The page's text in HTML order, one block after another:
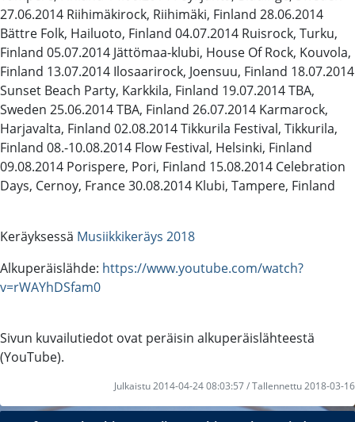
27.06.2014 Riihimäkirock, Riihimäki, Finland 28.06.2014
Bättre Folk, Hailuoto, Finland 04.07.2014 Ruisrock, Turku,
Finland 05.07.2014 Jättömaa-klubi, House Of Rock, Kouvola,
Finland 13.07.2014 Ilosaarirock, Joensuu, Finland 18.07.2014
Sunset Beach Party, Karkkila, Finland 19.07.2014 TBA,
Sweden 25.06.2014 TBA, Finland 26.07.2014 Karmarock,
Harjavalta, Finland 02.08.2014 Tikkurila Festival, Tikkurila,
Finland 08.-10.08.2014 Flow Festival, Helsinki, Finland
09.08.2014 Porispere, Pori, Finland 15.08.2014 Celebration
Days, Cernoy, France 30.08.2014 Klubi, Tampere, Finland
Keräyksessä Musiikkikeräys 2018
Alkuperäislähde: https://www.youtube.com/watch?
v=rWAYhDSfam0
Sivun kuvailutiedot ovat peräisin alkuperäislähteestä
(YouTube).
Julkaistu 2014-04-24 08:03:57 / Tallennettu 2018-03-16